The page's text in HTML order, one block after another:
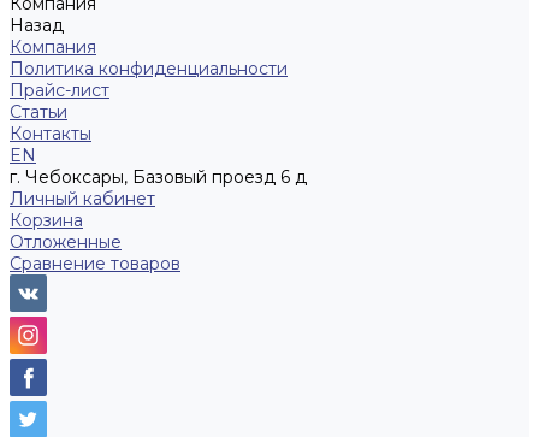
Назад
Компания
Политика конфиденциальности
Прайс-лист
Статьи
Контакты
EN
г. Чебоксары, Базовый проезд 6 д
Личный кабинет
Корзина
Отложенные
Сравнение товаров